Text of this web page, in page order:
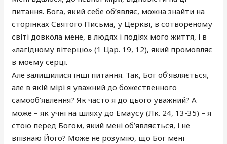
питання. Бога, який себе об’являє, можна знайти на
сторінках Святого Письма, у Церкві, в сотвореному
світі довкола мене, в людях і подіях мого життя, і в
«лагідному вітерцю» (1 Цар. 19, 12), який промовляє
в моєму серці.
Але залишилися інші питання. Так, Бог об’являється,
але в якій мірі я уважний до божественного
самооб’явлення? Як часто я до цього уважний? А
може – як учні на шляху до Емаусу (Лк. 24, 13-35) – я
стою перед Богом, який мені об’являється, і не
впізнаю Його? Може не розумію, що Бог мені